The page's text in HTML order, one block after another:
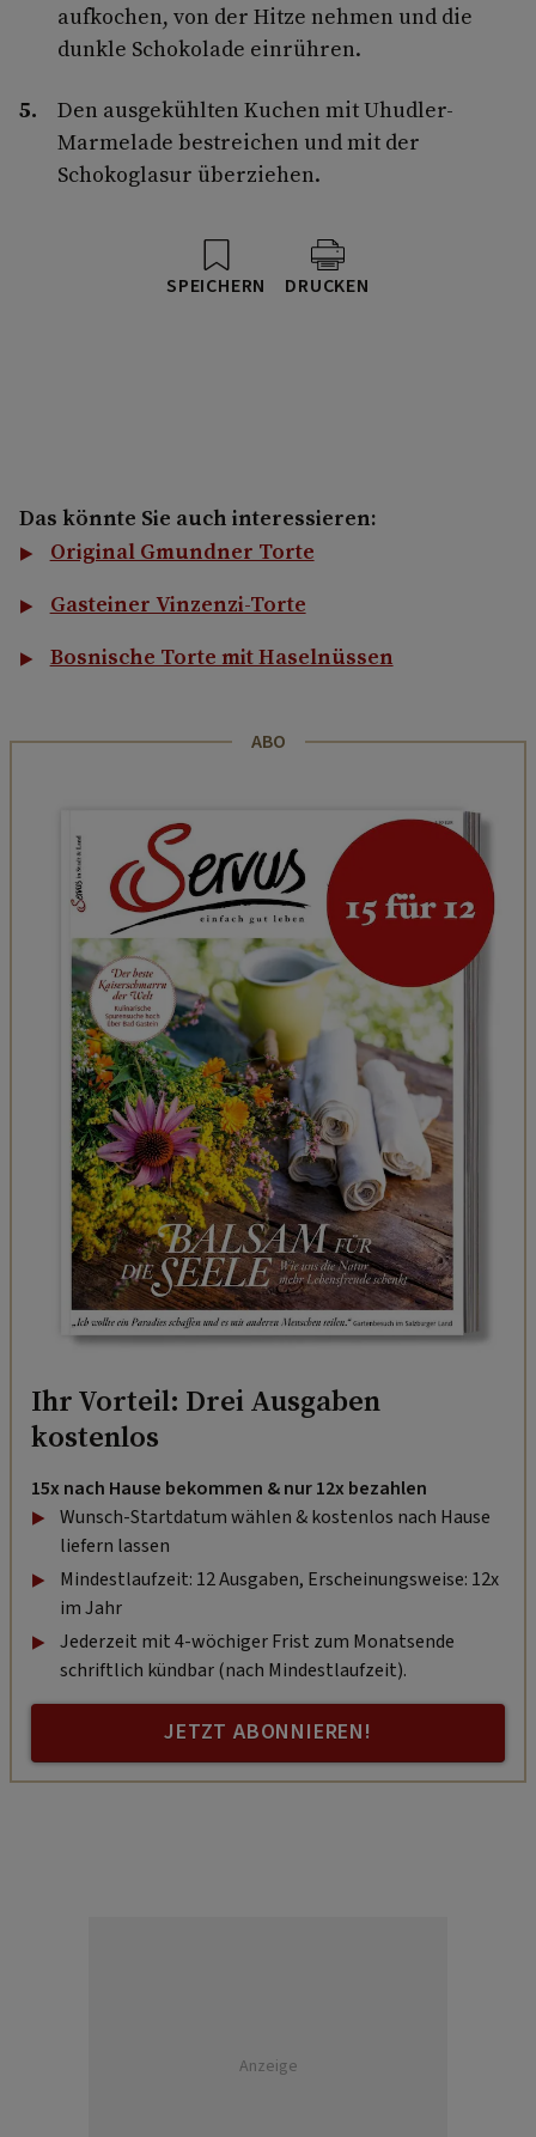
aufkochen, von der Hitze nehmen und die
dunkle Schokolade einrühren.
Den ausgekühlten Kuchen mit Uhudler-
Marmelade bestreichen und mit der
Schokoglasur überziehen.
SPEICHERN DRUCKEN
Das könnte Sie auch interessieren:
Original Gmundner Torte
Gasteiner Vinzenzi-Torte
Bosnische Torte mit Haselnüssen
ABO
Ihr Vorteil: Drei Ausgaben
kostenlos
15x nach Hause bekommen & nur 12x bezahlen
Wunsch-Startdatum wählen & kostenlos nach Hause
liefern lassen
Mindestlaufzeit: 12 Ausgaben, Erscheinungsweise: 12x
im Jahr
Jederzeit mit 4-wöchiger Frist zum Monatsende
schriftlich kündbar (nach Mindestlaufzeit).
JETZT ABONNIEREN!
Anzeige